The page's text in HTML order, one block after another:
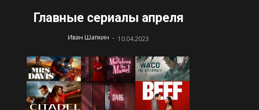
Главные сериалы апреля
Иван Шапкин - 10.04.2023